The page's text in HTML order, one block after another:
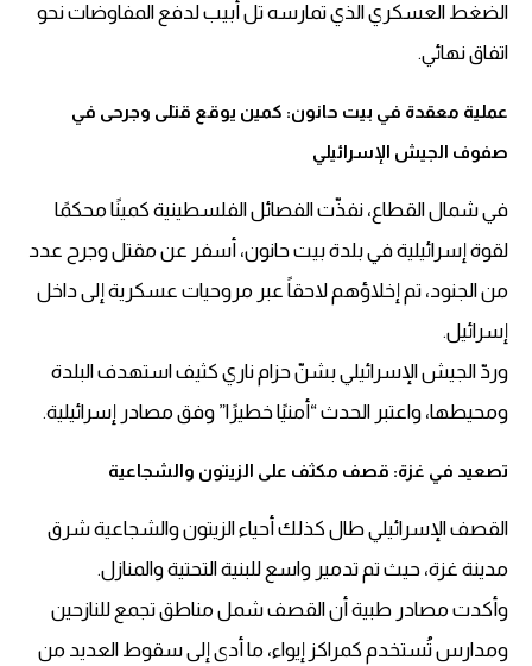
الضغط العسكري الذي تمارسه تل أبيب لدفع المفاوضات نحو
اتفاق نهائي.
عملية معقدة في بيت حانون: كمين يوقع قتلى وجرحى في
صفوف الجيش الإسرائيلي
في شمال القطاع، نفذّت الفصائل الفلسطينية كمينًا محكمًا
لقوة إسرائيلية في بلدة بيت حانون، أسفر عن مقتل وجرح عدد
من الجنود، تم إخلاؤهم لاحقاً عبر مروحيات عسكرية إلى داخل
إسرائيل.
وردّ الجيش الإسرائيلي بشنّ حزام ناري كثيف استهدف البلدة
ومحيطها، واعتبر الحدث “أمنيًا خطيرًا” وفق مصادر إسرائيلية.
تصعيد في غزة: قصف مكثف على الزيتون والشجاعية
القصف الإسرائيلي طال كذلك أحياء الزيتون والشجاعية شرق
مدينة غزة، حيث تم تدمير واسع للبنية التحتية والمنازل.
وأكدت مصادر طبية أن القصف شمل مناطق تجمع للنازحين
ومدارس تُستخدم كمراكز إيواء، ما أدى إلى سقوط العديد من